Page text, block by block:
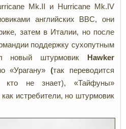
Mk.II и Hurricane Mk.IV
английских ВВС, они
затем в Италии, но после
поддержку сухопутным
новый штурмовик
Hawker
«Урагану» (так переводится
кто не знает), «Тайфуны»
истребители, но штурмовик